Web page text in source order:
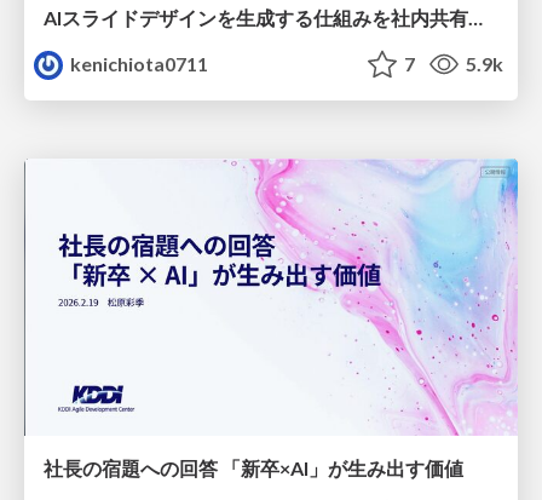
AIスライドデザインを生成する仕組みを社内共有する
kenichiota0711
7 5.9k
社長の宿題への回答 「新卒×AI」が生み出す価値